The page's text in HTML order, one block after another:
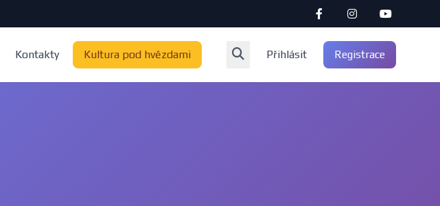
Kontakty Kultura pod hvězdami Přihlásit Registrace